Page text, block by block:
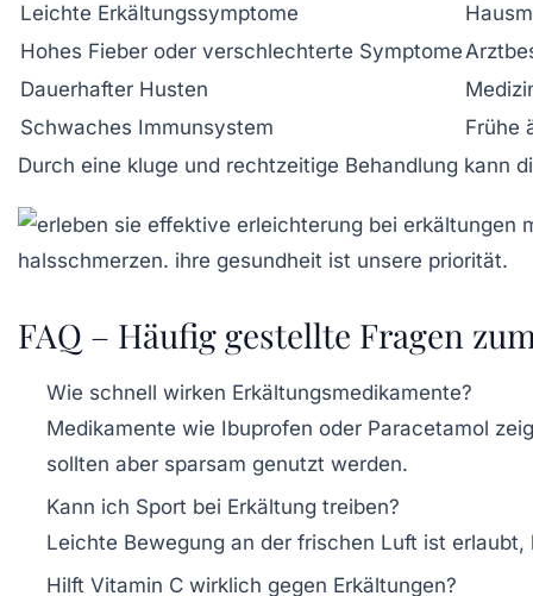
Leichte Erkältungssymptome
Hohes Fieber oder verschlechterte Symptome
Dauerhafter Husten
Schwaches Immunsystem
Frühe
Durch eine kluge und rechtzeitige Behandlung kann
FAQ – Häufig gestellte Fragen
Wie schnell wirken Erkältungsmedikamente?
Medikamente wie Ibuprofen oder Paracetamol
sollten aber sparsam genutzt werden.
Kann ich Sport bei Erkältung treiben?
Leichte Bewegung an der frischen Luft ist
Hilft Vitamin C wirklich gegen Erkältungen?